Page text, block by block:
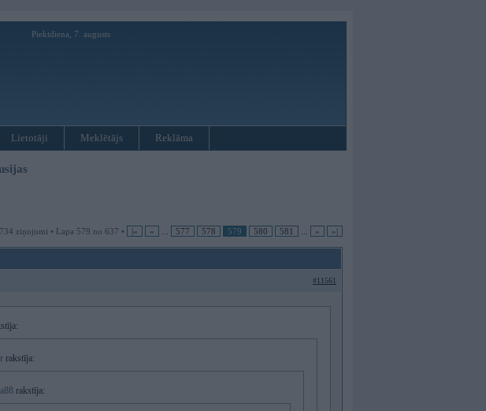
Piektdiena, 7. augusts
Lietotāji Meklētājs Reklāma
ziņojumi • Lapa 579 no 637 • |« « 577 578 579 580 581 » »|
#11561
rakstīja:
rakstīja: